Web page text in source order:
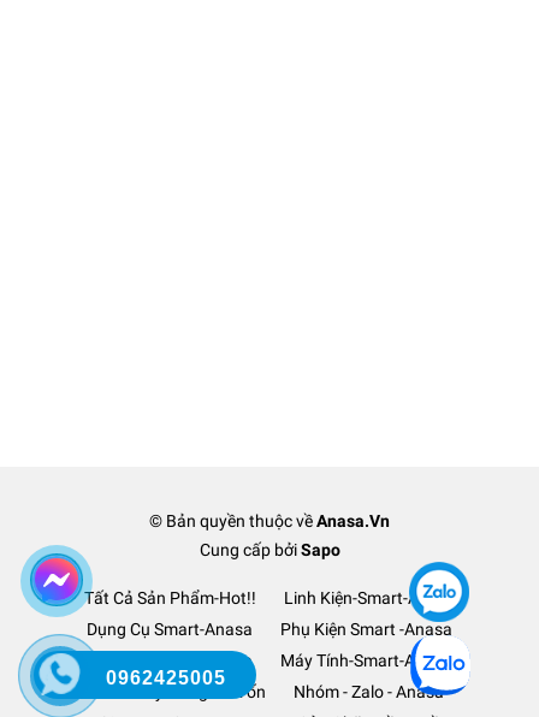
© Bản quyền thuộc vềAnasa.Vn
Cung cấp bởi Sapo
Tất Cả Sản Phẩm-Hot!!
Linh Kiện-Smart-Anasa
Dụng Cụ Smart-Anasa
Phụ Kiện Smart -Anasa
Ô Tô Xe Hơi TM-Anasa
Máy Tính-Smart-Anasa
Thanh Lý Hàng-Lỗ Vốn
Nhóm - Zalo - Anasa
0962425005